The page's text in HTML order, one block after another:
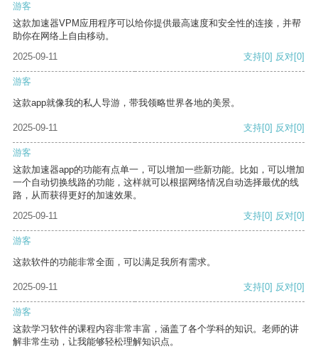
游客
这款加速器VPM应用程序可以给你提供最高速度和安全性的连接，并帮
助你在网络上自由移动。
2025-09-11
支持[0] 反对[0]
游客
这款app就像我的私人导游，带我领略世界各地的美景。
2025-09-11 支持[0] 反对[0]
游客
这款加速器app的功能有点单一，可以增加一些新功能。比如，可以增加
一个自动切换线路的功能，这样就可以根据网络情况自动选择最优的线
路，从而获得更好的加速效果。
2025-09-11
支持[0] 反对[0]
游客
这款软件的功能非常全面，可以满足我所有需求。
2025-09-11 支持[0] 反对[0]
游客
这款学习软件的课程内容非常丰富，涵盖了各个学科的知识。老师的讲
解非常生动，让我能够轻松理解知识点。